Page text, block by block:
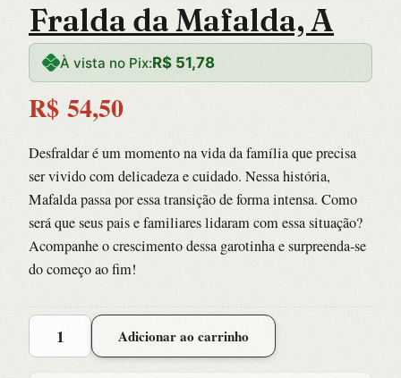
Fralda da Mafalda, A
À vista no Pix:R$ 51,78
R$ 54,50
Desfraldar é um momento na vida da família que precisa
ser vivido com delicadeza e cuidado. Nessa história,
Mafalda passa por essa transição de forma intensa. Como
será que seus pais e familiares lidaram com essa situação?
Acompanhe o crescimento dessa garotinha e surpreenda-se
do começo ao fim!
Fralda
Adicionar ao carrinho